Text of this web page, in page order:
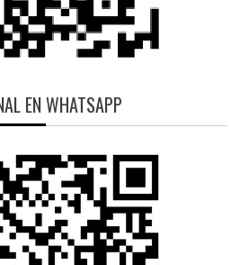
EN WHATSAPP